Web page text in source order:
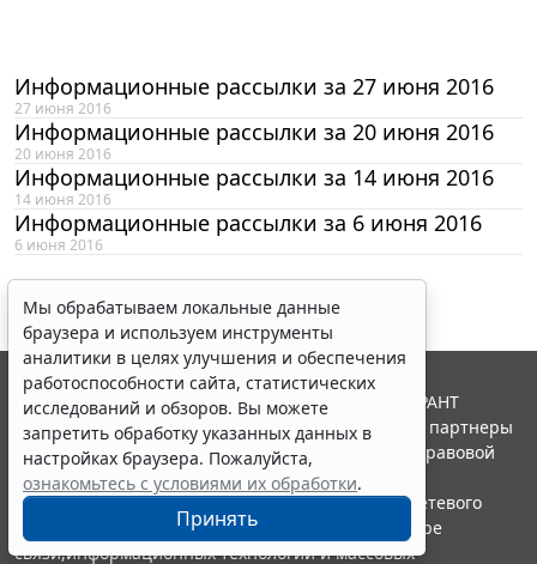
Информационные рассылки за 27 июня 2016
27 июня 2016
Информационные рассылки за 20 июня 2016
20 июня 2016
Информационные рассылки за 14 июня 2016
14 июня 2016
Информационные рассылки за 6 июня 2016
6 июня 2016
Мы обрабатываем локальные данные
браузера и используем инструменты
аналитики в целях улучшения и обеспечения
работоспособности сайта, статистических
исследований и обзоров. Вы можете
запретить обработку указанных данных в
настройках браузера. Пожалуйста,
ознакомьтесь с условиями их обработки.
Принять
© ООО "НПП "ГАРАНТ-СЕРВИС", 2026. Система ГАРАНТ
выпускается с 1990 года. Компания "Гарант" и ее партнеры
являются участниками Российской ассоциации правовой
информации ГАРАНТ.
Портал ГАРАНТ.РУ зарегистрирован в качестве сетевого
издания Федеральной службой по надзору в сфере
связи,информационных технологий и массовых